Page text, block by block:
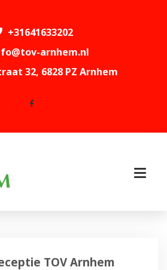
+31641633202
arnhem.nl
32, 6828 PZ Arnhem
TOV Arnhem